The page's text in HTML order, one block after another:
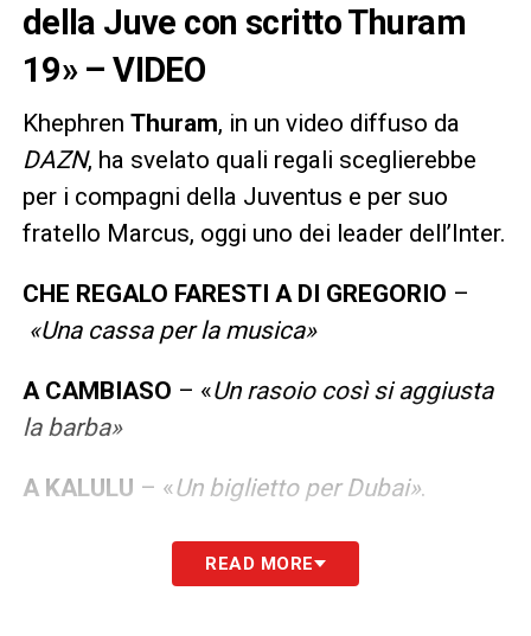
della Juve con scritto Thuram
19» – VIDEO
Khephren Thuram, in un video diffuso da
DAZN, ha svelato quali regali sceglierebbe
per i compagni della Juventus e per suo
fratello Marcus, oggi uno dei leader dell’Inter.
CHE REGALO FARESTI A DI GREGORIO –
«Una cassa per la musica»
A CAMBIASO – «Un rasoio così si aggiusta
la barba»
A KALULU – «Un biglietto per Dubai».
–«Un club di golf»
READ MORE